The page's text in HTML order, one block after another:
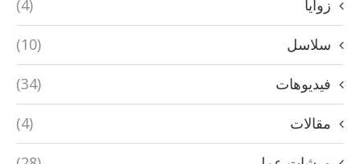
زوايا (4)
سلاسل (10)
فيديوهات (34)
مقالات (4)